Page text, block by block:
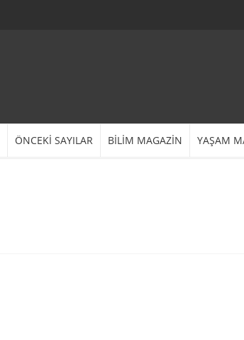
ÖNCEKİ SAYILAR BİLİM MAGAZİN YAŞAM